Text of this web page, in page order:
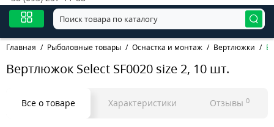
Главная Рыболовные товары Оснастка и монтаж Вертлюжки
Вертлюжок Select SF0020 size 2, 10 шт.
Все о товаре Характеристики Отзывы 0